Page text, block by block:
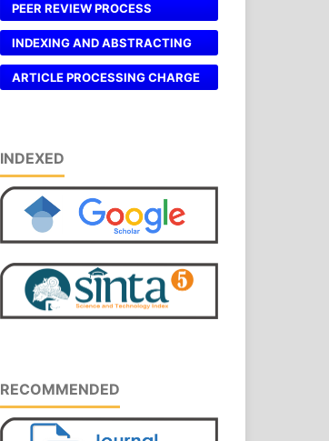
PEER REVIEW PROCESS
INDEXING AND ABSTRACTING
ARTICLE PROCESSING CHARGE
INDEXED
RECOMMENDED